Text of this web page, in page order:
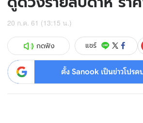
20 ก.ค. 61 (13:15 น.)
กดฟัง แชร์
ตั้ง Sanook เป็นข่าวโปร